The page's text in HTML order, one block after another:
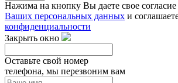
Нажима на кнопку Вы даете свое согласие
Ваших персональных данных и
конфиденциальности
Закрыть окно
Оставьте свой номер
телефона, мы перезвоним вам